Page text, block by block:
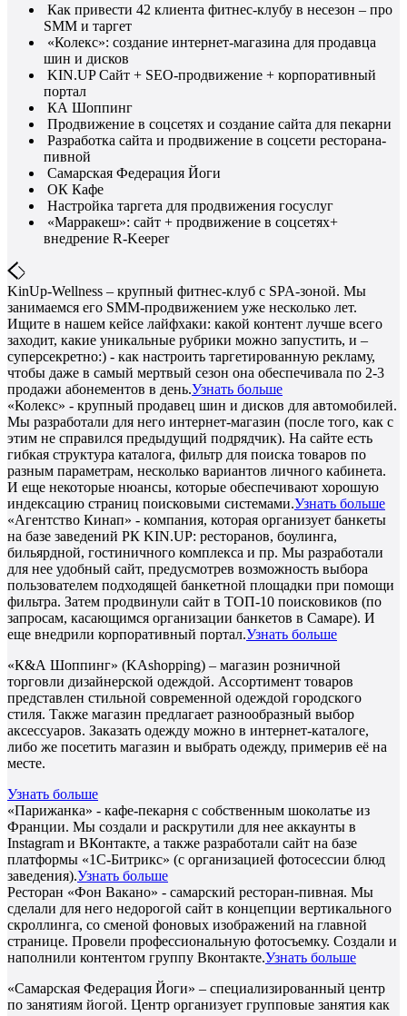
Как привести 42 клиента фитнес-клубу в несезон – про
SMM и таргет
«Колекс»: создание интернет-магазина для продавца
шин и дисков
KIN.UP Сайт + SEO-продвижение + корпоративный
портал
КА Шоппинг
Продвижение в соцсетях и создание сайта для пекарни
Разработка сайта и продвижение в соцсети ресторана-
пивной
Самарская Федерация Йоги
ОК Кафе
Настройка таргета для продвижения госуслуг
«Марракеш»: сайт + продвижение в соцсетях+
внедрение R-Keeper
KinUp-Wellness – крупный фитнес-клуб с SPA-зоной. Мы
занимаемся его SMM-продвижением уже несколько лет.
Ищите в нашем кейсе лайфхаки: какой контент лучше всего
заходит, какие уникальные рубрики можно запустить, и –
суперсекретно:) - как настроить таргетированную рекламу,
чтобы даже в самый мертвый сезон она обеспечивала по 2-3
продажи абонементов в день.Узнать больше
«Колекс» - крупный продавец шин и дисков для автомобилей.
Мы разработали для него интернет-магазин (после того, как с
этим не справился предыдущий подрядчик). На сайте есть
гибкая структура каталога, фильтр для поиска товаров по
разным параметрам, несколько вариантов личного кабинета.
И еще некоторые нюансы, которые обеспечивают хорошую
индексацию страниц поисковыми системами.Узнать больше
«Агентство Кинап» - компания, которая организует банкеты
на базе заведений РК KIN.UP: ресторанов, боулинга,
бильярдной, гостиничного комплекса и пр. Мы разработали
для нее удобный сайт, предусмотрев возможность выбора
пользователем подходящей банкетной площадки при помощи
фильтра. Затем продвинули сайт в ТОП-10 поисковиков (по
запросам, касающимся организации банкетов в Самаре). И
еще внедрили корпоративный портал.Узнать больше
«К&А Шоппинг» (KAshopping) – магазин розничной
торговли дизайнерской одеждой. Ассортимент товаров
представлен стильной современной одеждой городского
стиля. Также магазин предлагает разнообразный выбор
аксессуаров. Заказать одежду можно в интернет-каталоге,
либо же посетить магазин и выбрать одежду, примерив её на
месте.
Узнать больше
«Парижанка» - кафе-пекарня с собственным шоколатье из
Франции. Мы создали и раскрутили для нее аккаунты в
Instagram и ВКонтакте, а также разработали сайт на базе
платформы «1С-Битрикс» (с организацией фотосессии блюд
заведения).Узнать больше
Ресторан «Фон Вакано» - самарский ресторан-пивная. Мы
сделали для него недорогой сайт в концепции вертикального
скроллинга, со сменой фоновых изображений на главной
странице. Провели профессиональную фотосъемку. Создали и
наполнили контентом группу Вконтакте.Узнать больше
«Самарская Федерация Йоги» – специализированный центр
по занятиям йогой. Центр организует групповые занятия как